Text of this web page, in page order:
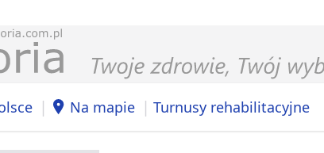
| Na mapie | Turnusy rehabilitacyjne